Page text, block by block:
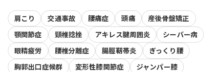
肩こり 交通事故 腰痛症 頭痛
産後骨盤矯正
顎関節症
頸椎捻挫 アキレス腱周囲炎
シーバー病
眼精疲労
腰椎分離症 腸脛靭帯炎
ぎっくり腰
胸郭出口症候群
変形性膝関節症
ジャンパー膝